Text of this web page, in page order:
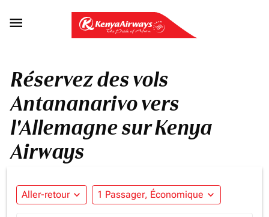

Réservez des vols
Antananarivo vers
l'Allemagne sur Kenya
Airways
Aller-retour expand_more 1 Passager, Économique expand_more